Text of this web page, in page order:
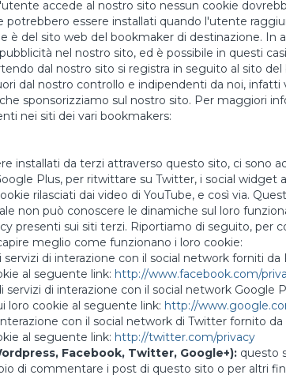
accede al nostro sito nessun cookie
essere installati quando l'utente
è del sito web del bookmaker di destinazione. In
nel nostro sito, ed è possibile in questi
dal nostro sito si registra in seguito al sito del
dal nostro controllo e indipendenti da noi,
sponsorizziamo sul nostro sito. Per maggiori
nei siti dei vari bookmakers:
installati da terzi attraverso questo sito, ci sono
Plus, per ritwittare su Twitter, i social widget
rilasciati dai video di YouTube, e così via.
non può conoscere le dinamiche sul loro
presenti sui siti terzi. Riportiamo di seguito, per
meglio come funzionano i loro cookie:
servizi di interazione con il social network forniti da
al seguente link: http://www.facebook.com/
servizi di interazione con il social network Google
loro cookie al seguente link: http://
con il social network di Twitter fornito da
al seguente link: http://twitter.com/privacy
Facebook, Twitter, Google+): questo
di commentare i post di questo sito o per altri